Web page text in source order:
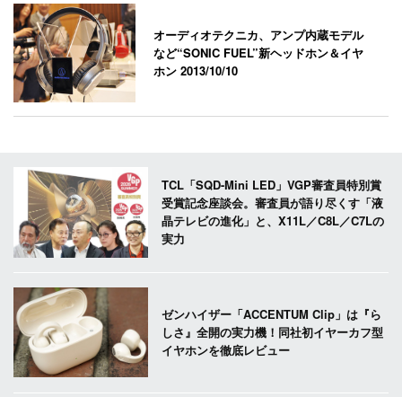
オーディオテクニカ、アンプ内蔵モデル
など“SONIC FUEL”新ヘッドホン＆イヤ
ホン2013/10/10
TCL「SQD-Mini LED」VGP審査員特別賞
受賞記念座談会。審査員が語り尽くす「液
晶テレビの進化」と、X11L／C8L／C7Lの
実力
ゼンハイザー「ACCENTUM Clip」は『ら
しさ』全開の実力機！同社初イヤーカフ型
イヤホンを徹底レビュー